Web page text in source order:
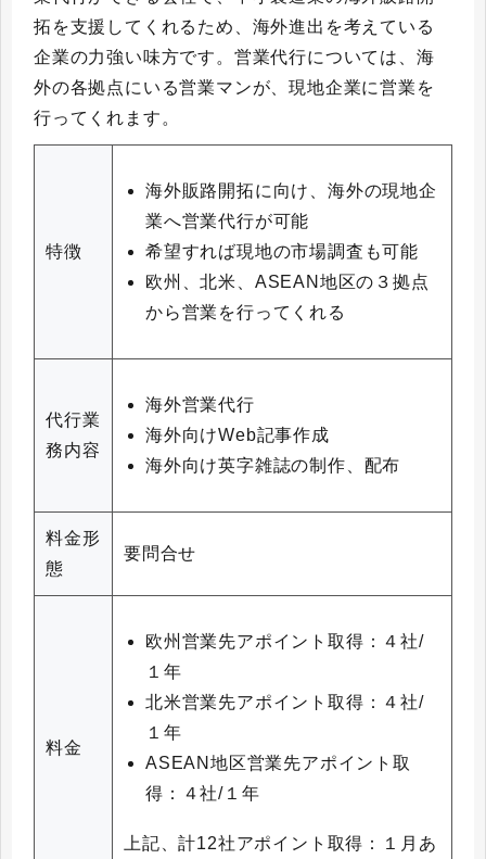
拓を支援してくれるため、海外進出を考えている
企業の力強い味方です。営業代行については、海
外の各拠点にいる営業マンが、現地企業に営業を
行ってくれます。
特徴
海外販路開拓に向け、海外の現地企
業へ営業代行が可能
希望すれば現地の市場調査も可能
欧州、北米、ASEAN地区の３拠点
から営業を行ってくれる
代行業
務内容
海外営業代行
海外向けWeb記事作成
海外向け英字雑誌の制作、配布
料金形
態
要問合せ
料金
欧州営業先アポイント取得：４社/
１年
北米営業先アポイント取得：４社/
１年
ASEAN地区営業先アポイント取
得：４社/１年
上記、計12社アポイント取得：１月あ